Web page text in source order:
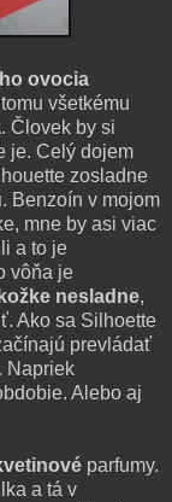
ovocia
všetkému
. Človek by si
je. Celý dojem
zosladne
. Benzoín v mojom
mne by asi viac
a to je
vôňa je
nesladne,
Ako sa Silhoette
prevládať
Napriek
Alebo aj
parfumy.
a tá v